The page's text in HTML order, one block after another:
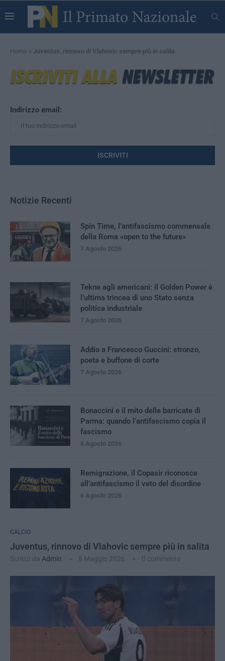
Home » Juventus, rinnovo di Vlahovic sempre più in salita
CALCIO
Juventus, rinnovo di Vlahovic sempre più in salita
Scritto da Admin 8 Maggio 2026 0 commento
Indirizzo email:
Notizie Recenti
Spin Time, l’antifascismo commensale
della Roma «open to the future»
7 Agosto 2026
Tekne agli americani: il Golden Power è
l’ultima trincea di uno Stato senza
politica industriale
7 Agosto 2026
Addio a Francesco Guccini: stronzo,
poeta e buffone di corte
7 Agosto 2026
Bonaccini e il mito delle barricate di
Parma: quando l’antifascismo copia il
fascismo
6 Agosto 2026
Remigrazione, il Copasir riconosce
all’antifascismo il veto del disordine
6 Agosto 2026